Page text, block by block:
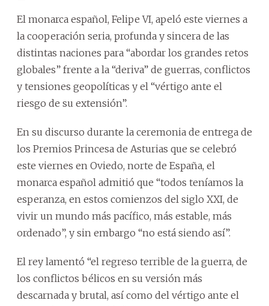
El monarca español, Felipe VI, apeló este viernes a
la cooperación seria, profunda y sincera de las
distintas naciones para “abordar los grandes retos
globales” frente a la “deriva” de guerras, conflictos
y tensiones geopolíticas y el “vértigo ante el
riesgo de su extensión”.
En su discurso durante la ceremonia de entrega de
los Premios Princesa de Asturias que se celebró
este viernes en Oviedo, norte de España, el
monarca español admitió que “todos teníamos la
esperanza, en estos comienzos del siglo XXI, de
vivir un mundo más pacífico, más estable, más
ordenado”, y sin embargo “no está siendo así”.
El rey lamentó “el regreso terrible de la guerra, de
los conflictos bélicos en su versión más
descarnada y brutal, así como del vértigo ante el